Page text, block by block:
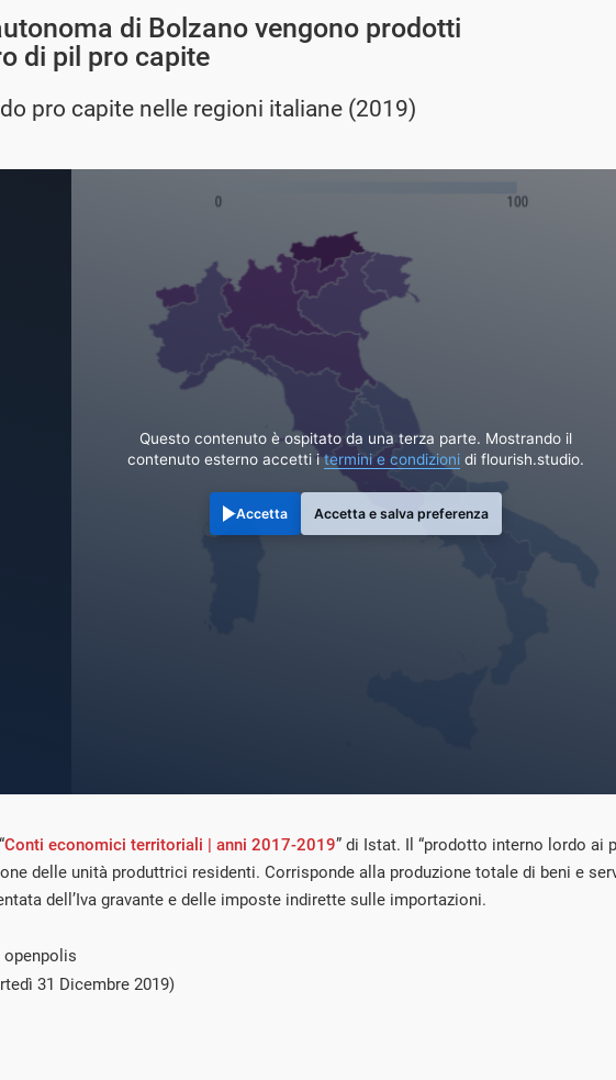
di Bolzano vengono prodotti
di pil pro capite
pro capite nelle regioni italiane (2019)
Questo contenuto è ospitato da una terza parte. Mostrando il
contenuto esterno accetti itermini e condizioni di flourish.studio.
Accetta Accetta e salva preferenza
Conti economici territoriali | anni 2017-2019” di Istat. Il “prodotto interno lordo ai
delle unità produttrici residenti. Corrisponde alla produzione totale di beni e
dell’Iva gravante e delle imposte indirette sulle importazioni.
openpolis
31 Dicembre 2019)